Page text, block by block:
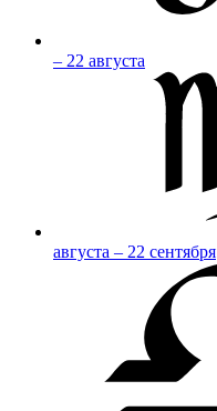
– 22 августа
августа – 22 сентября